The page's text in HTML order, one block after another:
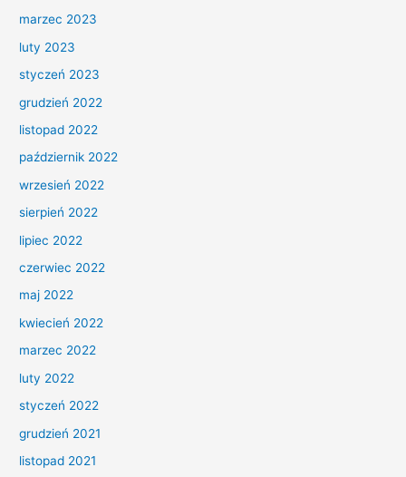
marzec 2023
luty 2023
styczeń 2023
grudzień 2022
listopad 2022
październik 2022
wrzesień 2022
sierpień 2022
lipiec 2022
czerwiec 2022
maj 2022
kwiecień 2022
marzec 2022
luty 2022
styczeń 2022
grudzień 2021
listopad 2021